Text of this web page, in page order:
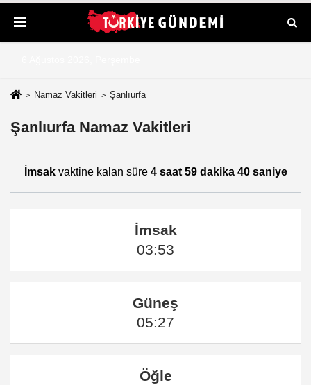
Namaz Vakitleri Şanlıurfa
Şanlıurfa Namaz Vakitleri
İmsakvaktine kalan süre 4 saat 59 dakika 39 saniye
İmsak
03:53
Güneş
05:27
Öğle